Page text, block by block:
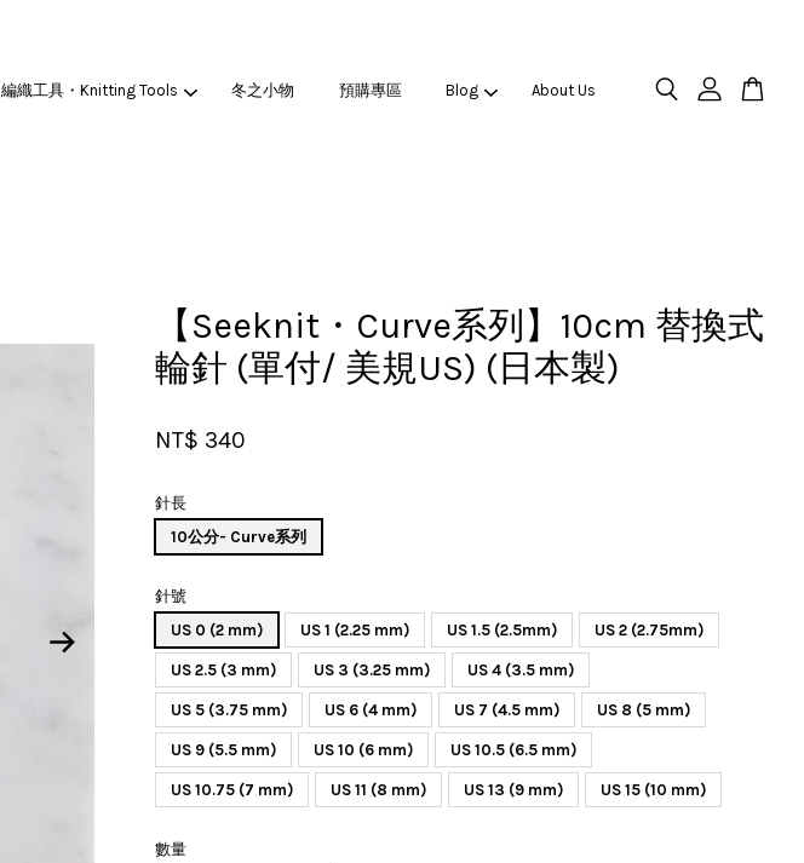
編織工具・Knitting Tools 冬之小物 預購專區 Blog About Us
【Seeknit・Curve系列】10cm 替換式
輪針 (單付/ 美規US) (日本製)
NT$ 340
針長
10公分- Curve系列
針號
US 0 (2 mm)
US 1 (2.25 mm) US 1.5 (2.5mm) US 2 (2.75mm)
US 2.5 (3 mm) US 3 (3.25 mm) US 4 (3.5 mm)
US 5 (3.75 mm) US 6 (4 mm) US 7 (4.5 mm) US 8 (5 mm)
US 9 (5.5 mm) US 10 (6 mm) US 10.5 (6.5 mm)
US 10.75 (7 mm) US 11 (8 mm) US 13 (9 mm) US 15 (10 mm)
數量